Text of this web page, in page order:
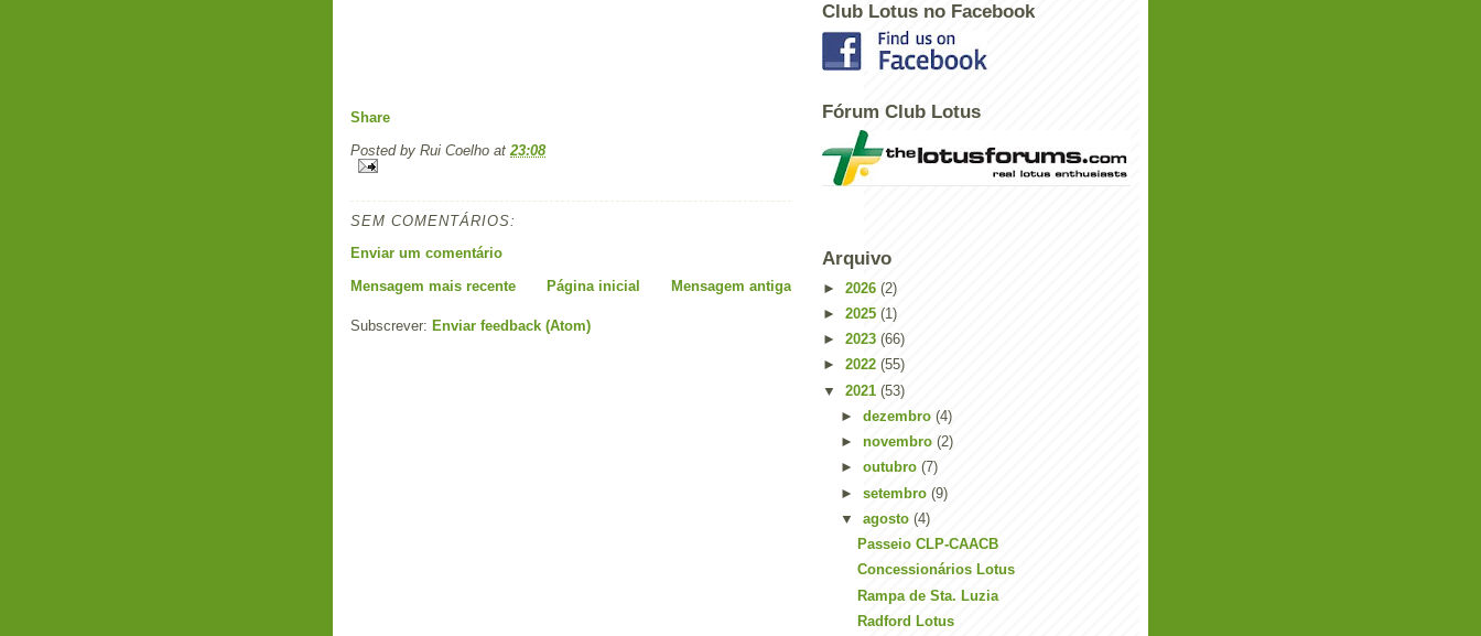
Share
Posted by Rui Coelho at 23:08
SEM COMENTÁRIOS:
Enviar um comentário
Mensagem mais recente
Mensagem antiga
Página inicial
Subscrever: Enviar feedback (Atom)
Club Lotus no Facebook
Fórum Club Lotus
Arquivo
► 2026 (2)
► 2025 (1)
► 2023 (66)
► 2022 (55)
▼ 2021 (53)
► dezembro (4)
► novembro (2)
► outubro (7)
► setembro (9)
▼ agosto (4)
Passeio CLP-CAACB
Concessionários Lotus
Rampa de Sta. Luzia
Radford Lotus